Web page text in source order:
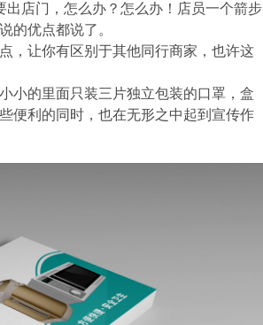
店门，怎么办？怎么办！店员一个箭步
的优点都说了。
，让你有区别于其他同行商家，也许这
小的里面只装三片独立包装的口罩，盒
便利的同时，也在无形之中起到宣传作